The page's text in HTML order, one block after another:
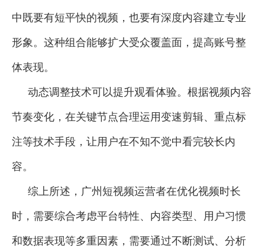
中既要有短平快的视频，也要有深度内容建立专业
形象。这种组合能够扩大受众覆盖面，提高账号整
体表现。
动态调整技术可以提升观看体验。根据视频内容
节奏变化，在关键节点合理运用变速剪辑、重点标
注等技术手段，让用户在不知不觉中看完较长内
容。
综上所述，广州短视频运营者在优化视频时长
时，需要综合考虑平台特性、内容类型、用户习惯
和数据表现等多重因素，需要通过不断测试、分析